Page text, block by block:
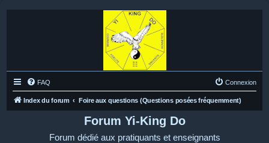
FAQ Connexion
Index du forum Foire aux questions (Questions posées fréquemment)
Forum Yi-King Do
Forum dédié aux pratiquants et enseignants